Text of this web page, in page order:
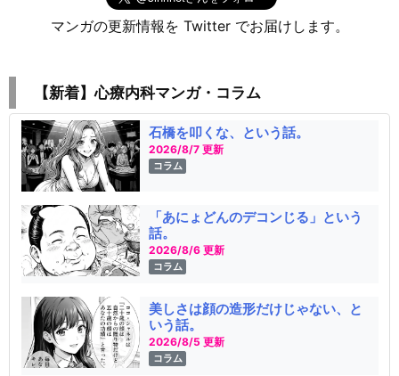
マンガの更新情報を Twitter でお届けします。
【新着】心療内科マンガ・コラム
石橋を叩くな、という話。
2026/8/7 更新
コラム
「あにょどんのデコンじる」という
話。
2026/8/6 更新
コラム
美しさは顔の造形だけじゃない、と
いう話。
2026/8/5 更新
コラム